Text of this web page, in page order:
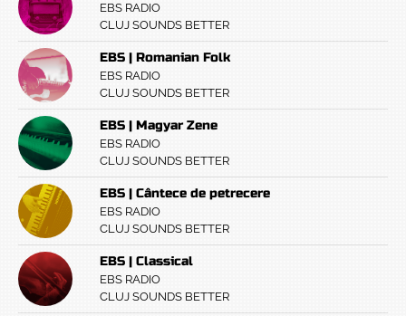
EBS RADIO
CLUJ SOUNDS BETTER
EBS | Romanian Folk
EBS RADIO
CLUJ SOUNDS BETTER
EBS | Magyar Zene
EBS RADIO
CLUJ SOUNDS BETTER
EBS | Cântece de petrecere
EBS RADIO
CLUJ SOUNDS BETTER
EBS | Classical
EBS RADIO
CLUJ SOUNDS BETTER